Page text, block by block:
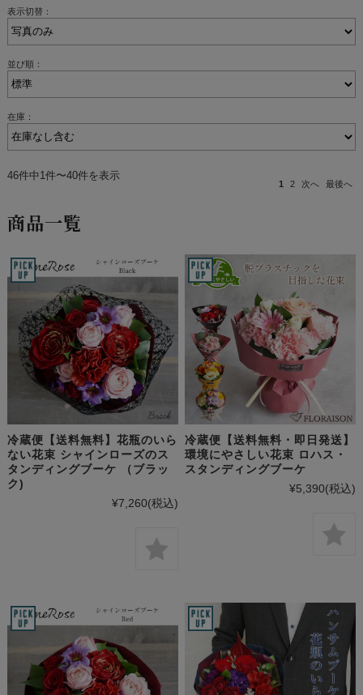
表示切替：
並び順：
在庫：
46件中1件〜40件を表示
1 2 次へ 最後へ
商品一覧
冷蔵便【送料無料】花瓶のいら
ない花束 シャインローズのス
タンディングブーケ （ブラッ
ク)
¥7,260(税込)
冷蔵便【送料無料・即日発送】
環境にやさしい花束 ロハス・
スタンディングブーケ
¥5,390(税込)